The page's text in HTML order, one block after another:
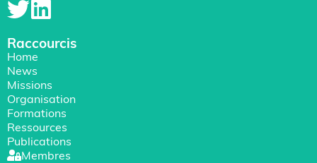
Raccourcis
Home
News
Missions
Organisation
Formations
Ressources
Publications
Membres